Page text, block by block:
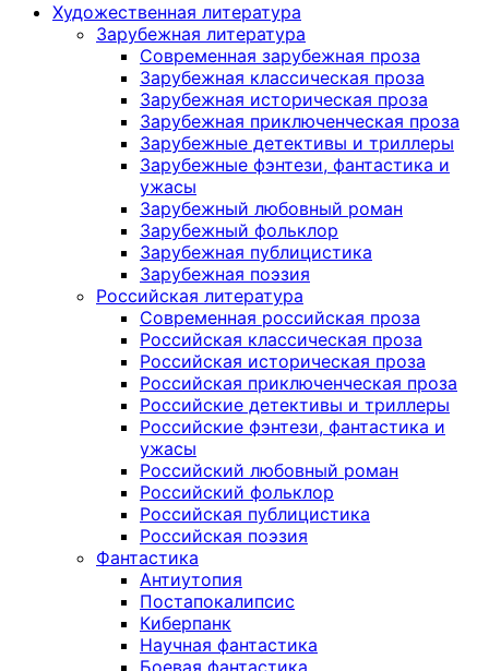
Художественная литература
Зарубежная литература
Современная зарубежная проза
Зарубежная классическая проза
Зарубежная историческая проза
Зарубежная приключенческая проза
Зарубежные детективы и триллеры
Зарубежные фэнтези, фантастика и
ужасы
Зарубежный любовный роман
Зарубежный фольклор
Зарубежная публицистика
Зарубежная поэзия
Российская литература
Современная российская проза
Российская классическая проза
Российская историческая проза
Российская приключенческая проза
Российские детективы и триллеры
Российские фэнтези, фантастика и
ужасы
Российский любовный роман
Российский фольклор
Российская публицистика
Российская поэзия
Фантастика
Антиутопия
Постапокалипсис
Киберпанк
Научная фантастика
Боевая фантастика